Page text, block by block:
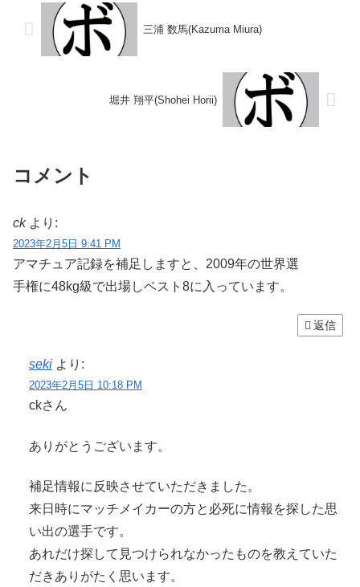
三浦 数馬(Kazuma Miura)
堀井 翔平(Shohei Horii)
コメント
ck より:
2023年2月5日 9:41 PM
アマチュア記録を補足しますと、2009年の世界選
手権に48kg級で出場しベスト8に入っています。
返信
seki より:
2023年2月5日 10:18 PM
ckさん
ありがとうございます。
補足情報に反映させていただきました。
来日時にマッチメイカーの方と必死に情報を探した思
い出の選手です。
あれだけ探して見つけられなかったものを教えていた
だきありがたく思います。